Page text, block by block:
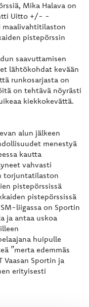
Mika Halava on
Uitto +/- -
maalivahtitilaston
pistepörssin
saavuttamisen
lähtökohdat kevään
runkosarjasta on
on tehtävä nöyrästi
kiekkokevättä.
alun jälkeen
menestyä
kautta
vahvasti
torjuntatilaston
pistepörssissä
pistepörssissä
liigassa on Sportin
ja antaa uskoa
huipulle
”merta edemmäs
Vaasan Sportin ja
erityisesti